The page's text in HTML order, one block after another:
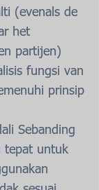
(evenals de
het
partijen)
fungsi van
prinsip
Sebanding
tepat untuk